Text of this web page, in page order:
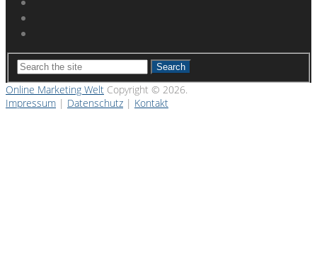
Search
Online Marketing Welt Copyright © 2026.
Impressum | Datenschutz | Kontakt